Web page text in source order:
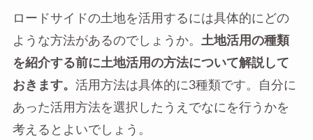
ロードサイドの土地を活用するには具体的にどの
ような方法があるのでしょうか。
土地活用の種類
を紹介する前に土地活用の方法について解説して
おきます。 活用方法は具体的に3種類です。自分に
あった活用方法を選択したうえでなにを行うかを
考えるとよいでしょう。